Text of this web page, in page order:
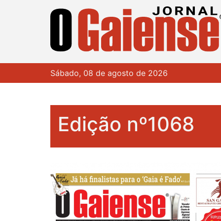
Sábado, 08 de agosto de 2026
Edição nº1068